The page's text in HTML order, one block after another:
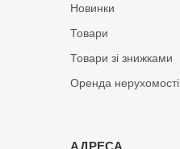
Новинки
Товари
Товари зі знижками
Оренда нерухомості